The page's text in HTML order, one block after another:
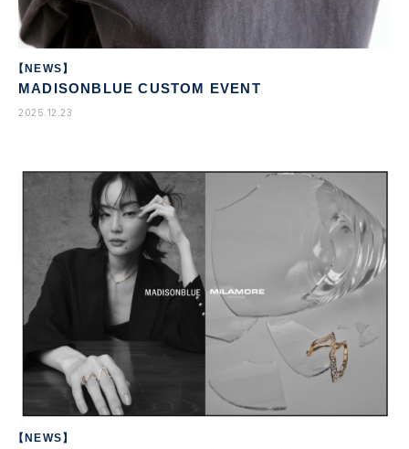
【NEWS】
MADISONBLUE CUSTOM EVENT
2025.12.23
【NEWS】